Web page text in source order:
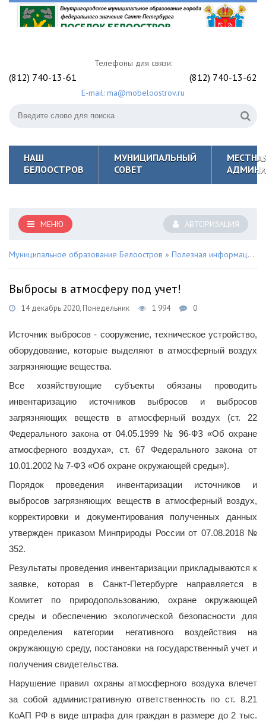
Телефоны для связи:
(812) 740-13-61 (812) 740-13-62
E-mail: ma@mobeloostrov.ru
НАШ
БЕЛООСТРОВ
МУНИЦИПАЛЬНЫЙ
СОВЕТ
АВТОРИЗАЦИЯ
МЕНЮ
Муниципальное образование Белоостров » Полезная информация для жителей
Выбросы в атмосферу под учет!
14 декабрь 2020, Понедельник 1 994 0
Источник выбросов - сооружение, техническое устройство,
оборудование, которые выделяют в атмосферный воздух
загрязняющие вещества.
Все хозяйствующие субъекты обязаны проводить
инвентаризацию источников выбросов и выбросов
загрязняющих веществ в атмосферный воздух (ст. 22
Федерального закона от 04.05.1999 № 96-ФЗ «Об охране
атмосферного воздуха», ст. 67 Федерального закона от
10.01.2002 № 7-ФЗ «Об охране окружающей среды»).
Порядок проведения инвентаризации источников и
выбросов загрязняющих веществ в атмосферный воздух,
корректировки и документирования полученных данных
утвержден приказом Минприроды России от 07.08.2018 №
352.
Результаты проведения инвентаризации прикладываются к
заявке, которая в Санкт-Петербурге направляется в
Комитет по природопользованию, охране окружающей
среды и обеспечению экологической безопасности для
определения категории негативного воздействия на
окружающую среду, постановки на государственный учет и
получения свидетельства.
Нарушение правил охраны атмосферного воздуха влечет
за собой административную ответственность по ст. 8.21
КоАП РФ в виде штрафа для граждан в размере до 2 тыс.